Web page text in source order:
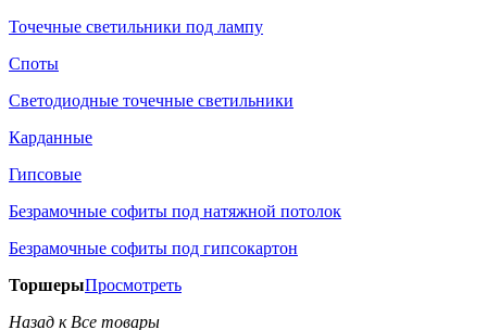
Точечные светильники под лампу
Споты
Светодиодные точечные светильники
Карданные
Гипсовые
Безрамочные софиты под натяжной потолок
Безрамочные софиты под гипсокартон
ТоршерыПросмотреть
Назад к Все товары